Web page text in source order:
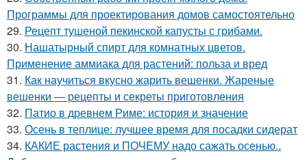
Программы для проектирования домов самостоятельно
29. Рецепт тушеной пекинской капусты с грибами.
30. Нашатырный спирт для комнатных цветов.
Применение аммиака для растений: польза и вред
31. Как научиться вкусно жарить вешенки. Жареные
вешенки — рецепты и секреты приготовления
32. Патио в древнем Риме: история и значение
33. Осень в теплице: лучшее время для посадки сидерат
34. КАКИЕ растения и ПОЧЕМУ надо сажать осенью..